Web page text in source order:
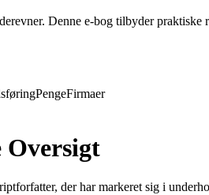
Denne e-bog tilbyder
PengeFirmaer
Oversigt
der har markeret sig i